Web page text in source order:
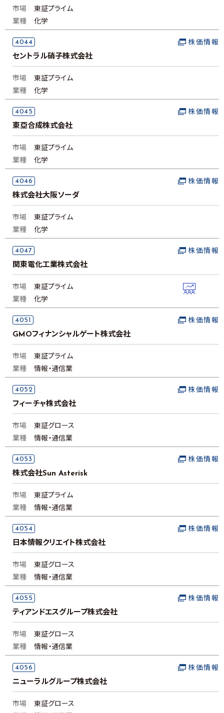
市場
東証プライム
業種
化学
4044
セントラル硝子株式会社
株価情報
市場
東証プライム
業種
化学
4045
東亞合成株式会社
株価情報
市場
東証プライム
業種
化学
4046
株式会社大阪ソーダ
株価情報
市場
東証プライム
業種
化学
4047
関東電化工業株式会社
株価情報
市場
東証プライム
業種
化学
4051
GMOフィナンシャルゲート株式会社
株価情報
市場
東証プライム
業種
情報・通信業
4052
フィーチャ株式会社
株価情報
市場
東証グロース
業種
情報・通信業
4053
株式会社Sun Asterisk
株価情報
市場
東証プライム
業種
情報・通信業
4054
日本情報クリエイト株式会社
株価情報
市場
東証グロース
業種
情報・通信業
4055
ティアンドエスグループ株式会社
株価情報
市場
東証グロース
業種
情報・通信業
4056
ニューラルグループ株式会社
株価情報
市場
東証グロース